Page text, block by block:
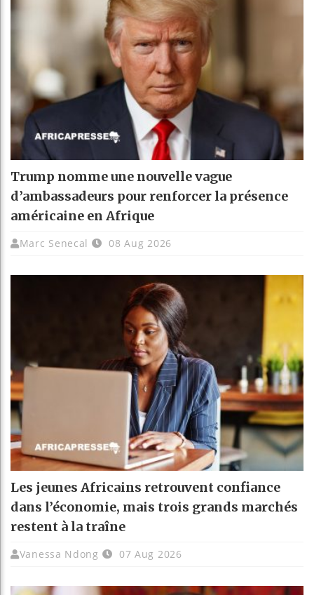
Trump nomme une nouvelle vague
d’ambassadeurs pour renforcer la présence
américaine en Afrique
Marc Senecal 08 Aug 2026
Les jeunes Africains retrouvent confiance
dans l’économie, mais trois grands marchés
restent à la traîne
Vanessa Ndong 07 Aug 2026